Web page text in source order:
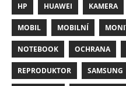
HP HUAWEI KAMERA
MOBIL MOBILNÍ
NOTEBOOK OCHRANA
REPRODUKTOR SAMSUNG